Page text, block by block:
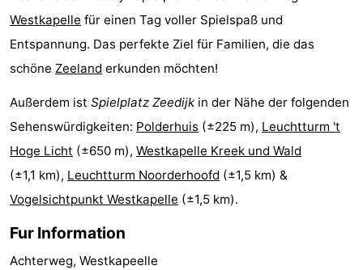
Reiten
-
Reitschulen
Golfplatze
-
Sportangeln
Mondriaan
Toorop
Essen
und
Veranstaltungen
Westkapelle für einen Tag voller Spielspaß und
Entspannung. Das perfekte Ziel für Familien, die das
schöne Zeeland erkunden möchten!
Außerdem ist Spielplatz Zeedijk in der Nähe der folgenden
Sehenswürdigkeiten: Polderhuis (±225 m), Leuchtturm 't
Hoge Licht (±650 m), Westkapelle Kreek und Wald
(±1,1 km), Leuchtturm Noorderhoofd (±1,5 km) &
Vogelsichtpunkt Westkapelle (±1,5 km).
Fur Information
Achterweg, Westkapeelle